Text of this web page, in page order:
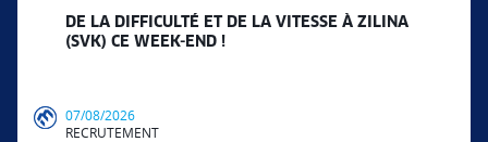
DE LA DIFFICULTÉ ET DE LA VITESSE À ZILINA
(SVK) CE WEEK-END !
07/08/2026
RECRUTEMENT